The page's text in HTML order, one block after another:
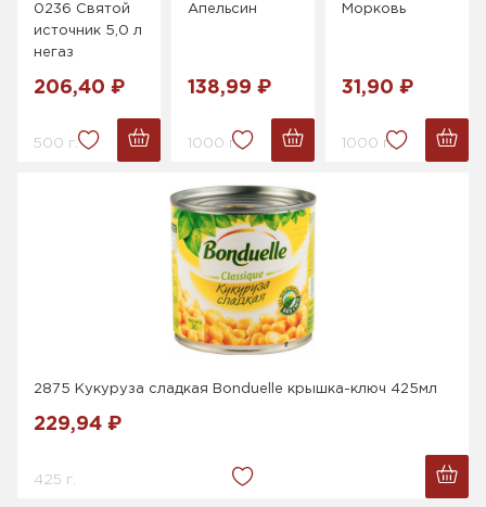
0236 Святой
источник 5,0 л
негаз
206,40 ₽
500 г.
Апельсин
138,99 ₽
1000 г.
Морковь
31,90 ₽
1000 г.
2875 Кукуруза сладкая Bonduelle крышка-ключ 425мл
229,94 ₽
425 г.